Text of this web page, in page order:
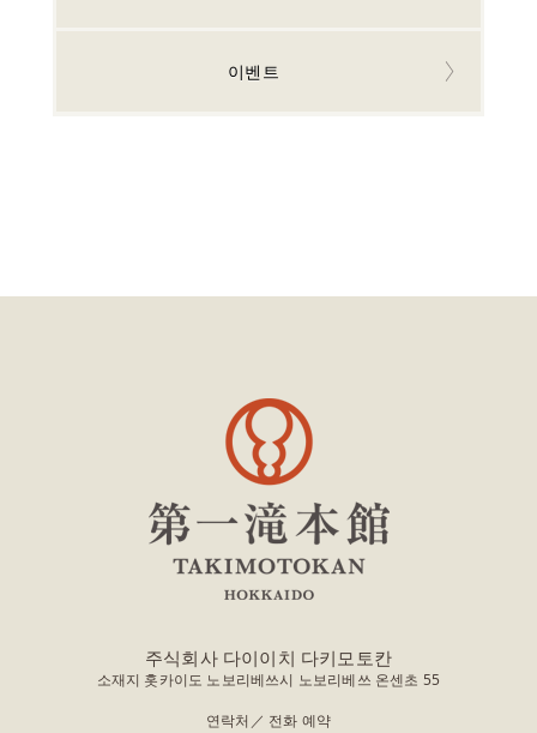
이벤트
주식회사 다이이치 다키모토칸
소재지 홋카이도 노보리베쓰시 노보리베쓰 온센초 55
연락처／ 전화 예약